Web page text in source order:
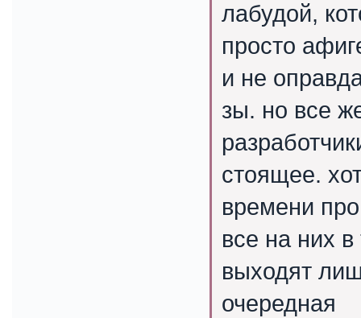
лабудой,
просто
и не
зы. но все
стоящее.
времени
все на них
выходят
очередная